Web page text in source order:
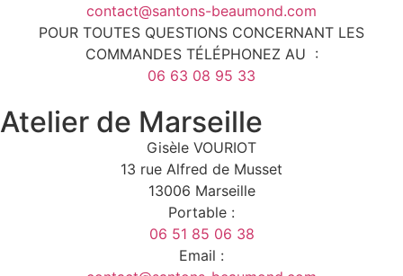
contact@santons-beaumond.com
POUR TOUTES QUESTIONS CONCERNANT LES
COMMANDES TÉLÉPHONEZ AU :
06 63 08 95 33
Atelier de Marseille
Gisèle VOURIOT
13 rue Alfred de Musset
13006 Marseille
Portable :
06 51 85 06 38
Email :